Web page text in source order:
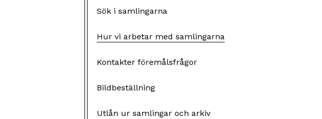
Sök i samlingarna
Hur vi arbetar med samlingarna
Kontakter föremålsfrågor
Bildbeställning
Utlån ur samlingar och arkiv